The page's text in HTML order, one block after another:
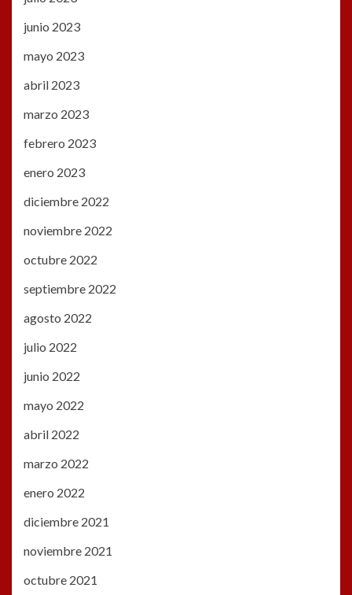
junio 2023
mayo 2023
abril 2023
marzo 2023
febrero 2023
enero 2023
diciembre 2022
noviembre 2022
octubre 2022
septiembre 2022
agosto 2022
julio 2022
junio 2022
mayo 2022
abril 2022
marzo 2022
enero 2022
diciembre 2021
noviembre 2021
octubre 2021